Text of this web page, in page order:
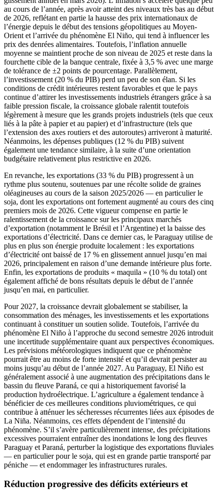
au cours de l’année, après avoir atteint des niveaux très bas au début
de 2026, reflétant en partie la hausse des prix internationaux de
l’énergie depuis le début des tensions géopolitiques au Moyen-
Orient et l’arrivée du phénomène El Niño, qui tend à influencer les
prix des denrées alimentaires. Toutefois, l’inflation annuelle
moyenne se maintient proche de son niveau de 2025 et reste dans la
fourchette cible de la banque centrale, fixée à 3,5 % avec une marge
de tolérance de ±2 points de pourcentage. Parallèlement,
l’investissement (20 % du PIB) perd un peu de son élan. Si les
conditions de crédit intérieures restent favorables et que le pays
continue d’attirer les investissements industriels étrangers grâce à sa
faible pression fiscale, la croissance globale ralentit toutefois
légèrement à mesure que les grands projets industriels (tels que ceux
liés à la pâte à papier et au papier) et d’infrastructure (tels que
l’extension des axes routiers et des autoroutes) arriveront à maturité.
Néanmoins, les dépenses publiques (12 % du PIB) suivent
également une tendance similaire, à la suite d’une orientation
budgétaire relativement plus restrictive en 2026.
En revanche, les exportations (33 % du PIB) progressent à un
rythme plus soutenu, soutenues par une récolte solide de graines
oléagineuses au cours de la saison 2025/2026 — en particulier le
soja, dont les exportations ont fortement augmenté au cours des cinq
premiers mois de 2026. Cette vigueur compense en partie le
ralentissement de la croissance sur les principaux marchés
d’exportation (notamment le Brésil et l’Argentine) et la baisse des
exportations d’électricité. Dans ce dernier cas, le Paraguay utilise de
plus en plus son énergie produite localement : les exportations
d’électricité ont baissé de 17 % en glissement annuel jusqu’en mai
2026, principalement en raison d’une demande intérieure plus forte.
Enfin, les exportations de produits « maquila » (10 % du total) ont
également affiché de bons résultats depuis le début de l’année
jusqu’en mai, en particulier.
Pour 2027, la croissance devrait globalement se stabiliser, la
consommation des ménages, les investissements et les exportations
continuant à constituer un soutien solide. Toutefois, l’arrivée du
phénomène El Niño à l’approche du second semestre 2026 introduit
une incertitude supplémentaire quant aux perspectives économiques.
Les prévisions météorologiques indiquent que ce phénomène
pourrait être au moins de forte intensité et qu’il devrait persister au
moins jusqu’au début de l’année 2027. Au Paraguay, El Niño est
généralement associé à une augmentation des précipitations dans le
bassin du fleuve Paraná, ce qui a historiquement favorisé la
production hydroélectrique. L’agriculture a également tendance à
bénéficier de ces meilleures conditions pluviométriques, ce qui
contribue à atténuer les sécheresses récurrentes liées aux épisodes de
La Niña. Néanmoins, ces effets dépendent de l’intensité du
phénomène. S’il s’avère particulièrement intense, des précipitations
excessives pourraient entraîner des inondations le long des fleuves
Paraguay et Paraná, perturber la logistique des exportations fluviales
— en particulier pour le soja, qui est en grande partie transporté par
péniche — et endommager les infrastructures rurales.
Réduction progressive des déficits extérieurs et